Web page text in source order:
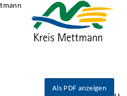
Als PDF anzeigen